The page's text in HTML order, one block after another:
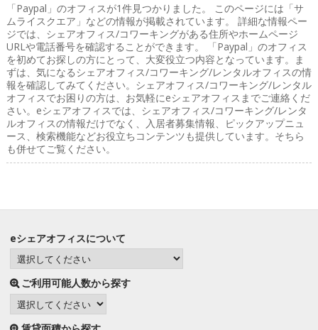
「Paypal」のオフィスが1件見つかりました。 このページには「サ
ムライスクエア」などの情報が掲載されています。 詳細な情報ペー
ジでは、シェアオフィス/コワーキングがある住所やホームページ
URLや電話番号を確認することができます。 「Paypal」のオフィス
を初めてお探しの方にとって、大変役立つ内容となっています。ま
ずは、気になるシェアオフィス/コワーキング/レンタルオフィスの情
報を確認してみてください。シェアオフィス/コワーキング/レンタル
オフィスでお困りの方は、お気軽にeシェアオフィスまでご連絡くだ
さい。eシェアオフィスでは、シェアオフィス/コワーキング/レンタ
ルオフィスの情報だけでなく、入居者募集情報、ピックアップニュ
ース、検索機能などお役立ちコンテンツも提供しています。そちら
も併せてご覧ください。
eシェアオフィスについて
ご利用可能人数から探す